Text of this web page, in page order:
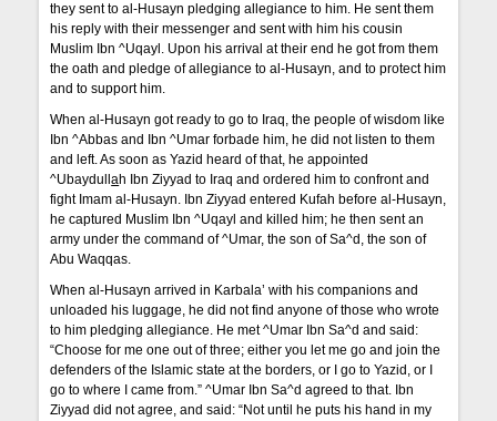
they sent to al-Husayn pledging allegiance to him. He sent them
his reply with their messenger and sent with him his cousin
Muslim Ibn ^Uqayl. Upon his arrival at their end he got from them
the oath and pledge of allegiance to al-Husayn, and to protect him
and to support him.
When al-Husayn got ready to go to Iraq, the people of wisdom like
Ibn ^Abbas and Ibn ^Umar forbade him, he did not listen to them
and left. As soon as Yazid heard of that, he appointed
^Ubaydullah Ibn Ziyyad to Iraq and ordered him to confront and
fight Imam al-Husayn. Ibn Ziyyad entered Kufah before al-Husayn,
he captured Muslim Ibn ^Uqayl and killed him; he then sent an
army under the command of ^Umar, the son of Sa^d, the son of
Abu Waqqas.
When al-Husayn arrived in Karbala’ with his companions and
unloaded his luggage, he did not find anyone of those who wrote
to him pledging allegiance. He met ^Umar Ibn Sa^d and said:
“Choose for me one out of three; either you let me go and join the
defenders of the Islamic state at the borders, or I go to Yazid, or I
go to where I came from.” ^Umar Ibn Sa^d agreed to that. Ibn
Ziyyad did not agree, and said: “Not until he puts his hand in my